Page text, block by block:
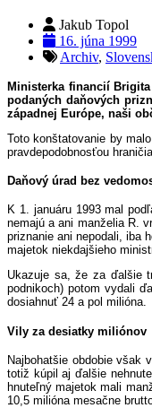
Jakub Topol
16. júna 1999
Archiv,
Ministerka financií
podaných daňových
západnej Európe, naši
Toto konštatovanie by
pravdepodobnosťou
Daňový úrad bez
K 1. januáru 1993 mal
nemajú a ani manželia R.
priznanie ani nepodali, iba
majetok niekdajšieho
Ukazuje sa, že za ďalšie
podnikoch) potom vydali
dosiahnuť 24 a pol milióna.
Vily za desiatky miliónov
Najbohatšie obdobie však
totiž kúpil aj ďalšie
hnuteľný majetok mali
10,5 milióna mesačne